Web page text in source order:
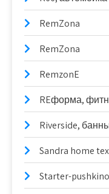
RemZona
RemZona
RemzonE
REформа,
Riverside,
Sandra home
Starter-